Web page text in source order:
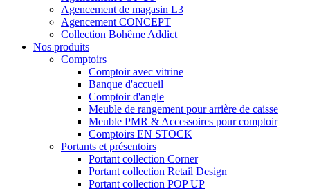
Agencement de magasin L3
Agencement CONCEPT
Collection Bohême Addict
Nos produits
Comptoirs
Comptoir avec vitrine
Banque d'accueil
Comptoir d'angle
Meuble de rangement pour arrière de caisse
Meuble PMR & Accessoires pour comptoir
Comptoirs EN STOCK
Portants et présentoirs
Portant collection Corner
Portant collection Retail Design
Portant collection POP UP